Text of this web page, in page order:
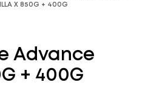
X 850G + 400G
Advance
+ 400G